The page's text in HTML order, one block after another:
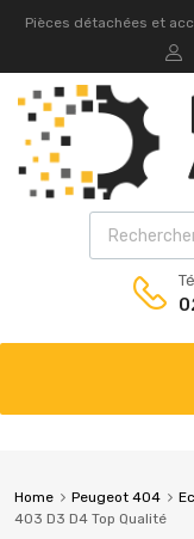
Pièces détachées et
Home Peugeot 404
403 D3 D4 Top Qualité